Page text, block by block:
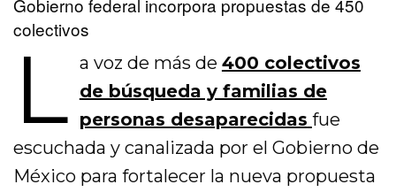
colectivos
L a voz de más de 400 colectivos
de búsqueda y familias de
personas desaparecidas fue
escuchada y canalizada por el Gobierno de
México para fortalecer la nueva propuesta